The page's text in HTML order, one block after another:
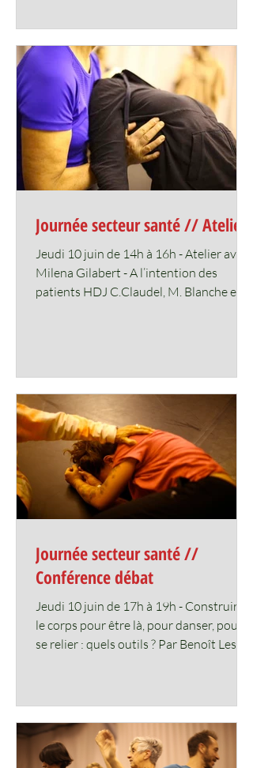
Journée secteur santé // Atelier
Jeudi 10 juin de 14h à 16h - Atelier avec​
Milena Gilabert - A l’intention des
patients HDJ C.Claudel, M. Blanche et
Journée secteur santé //
Conférence débat
Jeudi 10 juin de 17h à 19h - Construire
le corps pour être là, pour danser, pour
se relier : quels outils ? Par Benoît Lesage